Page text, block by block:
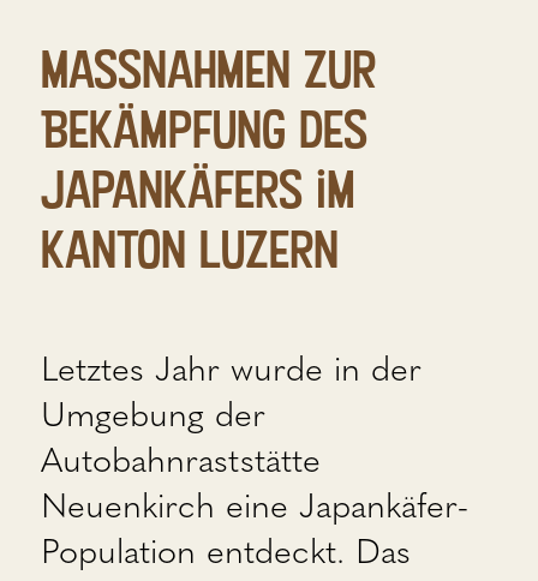
Massnahmen zur
Bekämpfung des
Japankäfers im
Kanton Luzern
Letztes Jahr wurde in der
Umgebung der
Autobahnraststätte
Neuenkirch eine Japankäfer-
Population entdeckt. Das